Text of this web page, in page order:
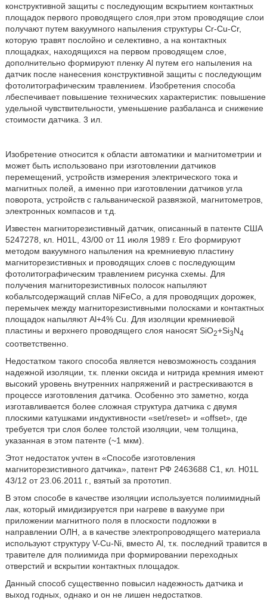
конструктивной защиты с последующим вскрытием контактных
площадок первого проводящего слоя,при этом проводящие слои
получают путем вакуумного напыления структуры Cr-Cu-Cr,
которую травят послойно и селективно, а на контактных
площадках, находящихся на первом проводящем слое,
дополнительно формируют пленку Al путем его напыления на
датчик после нанесения конструктивной защиты с последующим
фотолитографическим травлением. Изобретения способа
лбеспечивает повышение технических характеристик: повышение
удельной чувствительности, уменьшение разбаланса и снижение
стоимости датчика. 3 ил.
Изобретение относится к области автоматики и магнитометрии и
может быть использовано при изготовлении датчиков
перемещений, устройств измерения электрического тока и
магнитных полей, а именно при изготовлении датчиков угла
поворота, устройств с гальванической развязкой, магнитометров,
электронных компасов и т.д.
Известен магниторезистивный датчик, описанный в патенте США
5247278, кл. H01L, 43/00 от 11 июля 1989 г. Его формируют
методом вакуумного напыления на кремниевую пластину
магниторезистивных и проводящих слоев с последующим
фотолитографическим травлением рисунка схемы. Для
получения магниторезистивных полосок напыляют
кобальтсодержащий сплав NiFeCo, а для проводящих дорожек,
перемычек между магниторезистивными полосками и контактных
площадок напыляют Al+4% Cu. Для изоляции кремниевой
пластины и верхнего проводящего слоя наносят SiO2+Si3N4
соответственно.
Недостатком такого способа является невозможность создания
надежной изоляции, т.к. пленки оксида и нитрида кремния имеют
высокий уровень внутренних напряжений и растрескиваются в
процессе изготовления датчика. Особенно это заметно, когда
изготавливается более сложная структура датчика с двумя
плоскими катушками индуктивности «set/reset» и «offset», где
требуется три слоя более толстой изоляции, чем толщина,
указанная в этом патенте (~1 мкм).
Этот недостаток учтен в «Способе изготовления
магниторезистивного датчика», патент РФ 2463688 C1, кл. H01L
43/12 от 23.06.2011 г., взятый за прототип.
В этом способе в качестве изоляции используется полиимидный
лак, который имидизируется при нагреве в вакууме при
приложении магнитного поля в плоскости подложки в
направлении ОЛН, а в качестве электропроводящего материала
используют структуру V-Cu-Ni, вместо Al, т.к. последний травится в
травителе для полиимида при формировании переходных
отверстий и вскрытии контактных площадок.
Данный способ существенно повысил надежность датчика и
выход годных, однако и он не лишен недостатков.